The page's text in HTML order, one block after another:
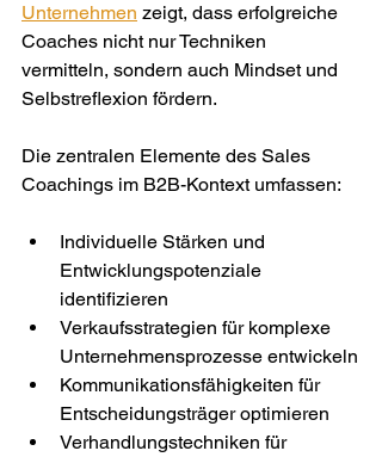
Unternehmen zeigt, dass erfolgreiche
Coaches nicht nur Techniken
vermitteln, sondern auch Mindset und
Selbstreflexion fördern.
Die zentralen Elemente des Sales
Coachings im B2B-Kontext umfassen:
Individuelle Stärken und
Entwicklungspotenziale
identifizieren
Verkaufsstrategien für komplexe
Unternehmensprozesse entwickeln
Kommunikationsfähigkeiten für
Entscheidungsträger optimieren
Verhandlungstechniken für